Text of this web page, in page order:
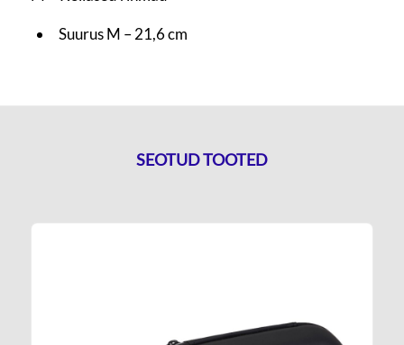
Suurus M – 21,6 cm
SEOTUD TOOTED